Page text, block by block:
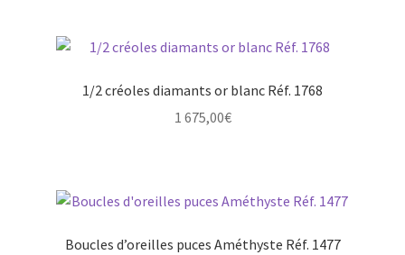
1/2 créoles diamants or blanc Réf. 1768
1 675,00€
Boucles d’oreilles puces Améthyste Réf. 1477